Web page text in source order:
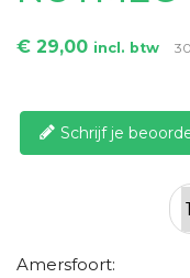
€ 29,00 incl. btw
Schrijf je
Amersfoort: